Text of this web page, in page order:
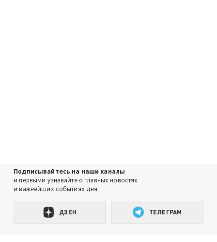
Подписывайтесь на наши каналы
и первыми узнавайте о главных новостях
и важнейших событиях дня.
ДЗЕН ТЕЛЕГРАМ